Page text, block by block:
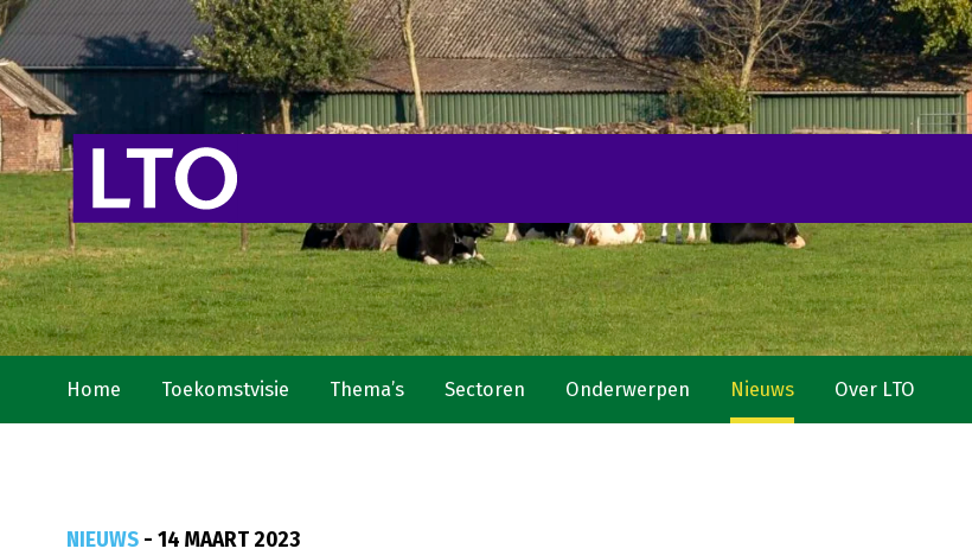
Home Toekomstvisie Thema’s Sectoren Onderwerpen Nieuws Over LTO
NIEUWS- 14 MAART 2023